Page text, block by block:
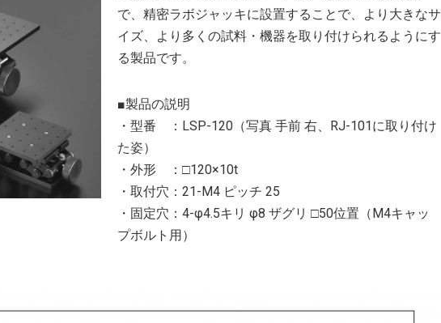
で、精密ラボジャッキに設置することで、より大きなサ
イズ、より多くの試料・機器を取り付けられるようにす
る製品です。
■製品の説明
・型番 ：LSP-120（写真 手前 右、RJ-101に取り付け
た姿）
・外形 ：□120×10t
・取付穴：21-M4 ピッチ 25
・固定穴：4-φ4.5キリ φ8 ザグリ □50位置（M4キャッ
プボルト用）